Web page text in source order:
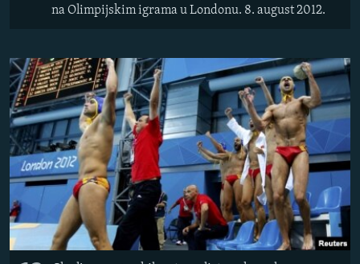
na Olimpijskim igrama u Londonu. 8. august 2012.